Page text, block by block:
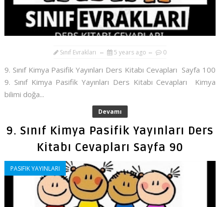
Sınıf Evrakları 5 years ago 0
9. Sınıf Kimya Pasifik Yayınları Ders Kitabı Cevapları Sayfa 100
9. Sınıf Kimya Pasifik Yayınları Ders Kitabı Cevapları Kimya
bilimi doğa...
Devamı
9. Sınıf Kimya Pasifik Yayınları Ders
Kitabı Cevapları Sayfa 90
PASIFIK YAYINLARI